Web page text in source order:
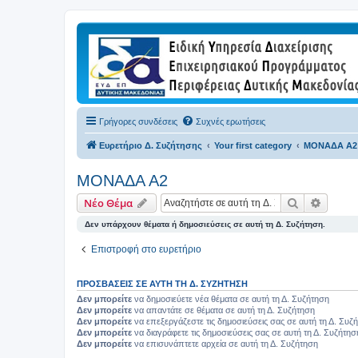
Γρήγορες συνδέσεις Συχνές ερωτήσεις
Ευρετήριο Δ. Συζήτησης Your first category ΜΟΝΑΔΑ Α2
ΜΟΝΑΔΑ Α2
Νέο Θέμα Αναζήτηση
Δεν υπάρχουν θέματα ή δημοσιεύσεις σε αυτή τη Δ. Συζήτηση.
Επιστροφή στο ευρετήριο
ΠΡΟΣΒΆΣΕΙΣ ΣΕ ΑΥΤΉ ΤΗ Δ. ΣΥΖΉΤΗΣΗ
Δεν μπορείτε να δημοσιεύετε νέα θέματα σε αυτή τη Δ. Συζήτηση
Δεν μπορείτε να απαντάτε σε θέματα σε αυτή τη Δ. Συζήτηση
Δεν μπορείτε να επεξεργάζεστε τις δημοσιεύσεις σας σε αυτή τη Δ.
Δεν μπορείτε να διαγράφετε τις δημοσιεύσεις σας σε αυτή τη Δ.
Δεν μπορείτε να επισυνάπτετε αρχεία σε αυτή τη Δ. Συζήτηση